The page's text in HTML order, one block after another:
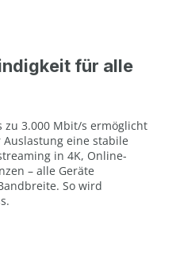
für alle
3.000 Mbit/s ermöglicht
eine stabile
in 4K, Online-
– alle Geräte
So wird